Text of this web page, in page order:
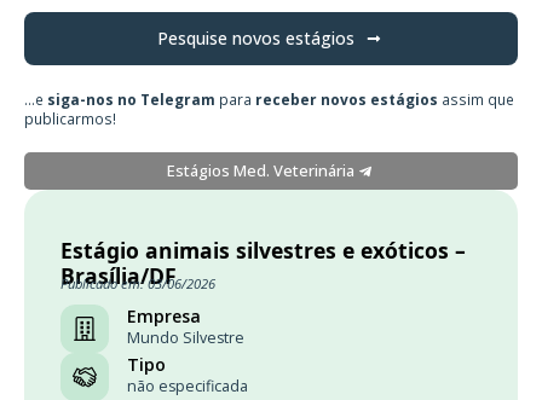
Pesquise novos estágios
...e siga-nos no Telegram para receber novos estágios assim que
publicarmos!
Estágios Med. Veterinária
Estágio animais silvestres e exóticos –
Brasília/DF
Publicado em: 03/06/2026
Empresa
Mundo Silvestre
Tipo
não especificada